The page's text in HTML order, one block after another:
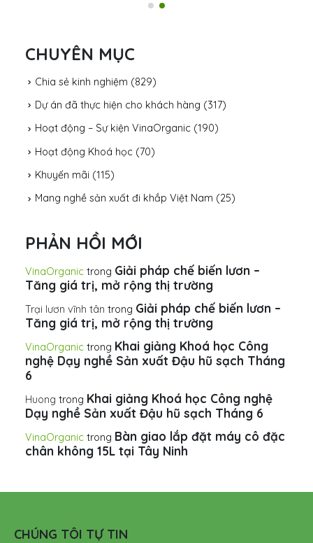
CHUYÊN MỤC
Chia sẻ kinh nghiệm (829)
Dự án đã thực hiện cho khách hàng (317)
Hoạt động – Sự kiện VinaOrganic (190)
Hoạt động Khoá học (70)
Khuyến mãi (115)
Mang nghề sản xuất đi khắp Việt Nam (25)
PHẢN HỒI MỚI
VinaOrganic trong Giải pháp chế biến lươn –
Tăng giá trị, mở rộng thị trường
Trại lươn vĩnh tân trong Giải pháp chế biến lươn –
Tăng giá trị, mở rộng thị trường
VinaOrganic trong Khai giảng Khoá học Công
nghệ Dạy nghề Sản xuất Đậu hũ sạch Tháng
6
Huong trong Khai giảng Khoá học Công nghệ
Dạy nghề Sản xuất Đậu hũ sạch Tháng 6
VinaOrganic trong Bàn giao lắp đặt máy cô đặc
chân không 15L tại Tây Ninh
CHÚNG TÔI TỰ TIN